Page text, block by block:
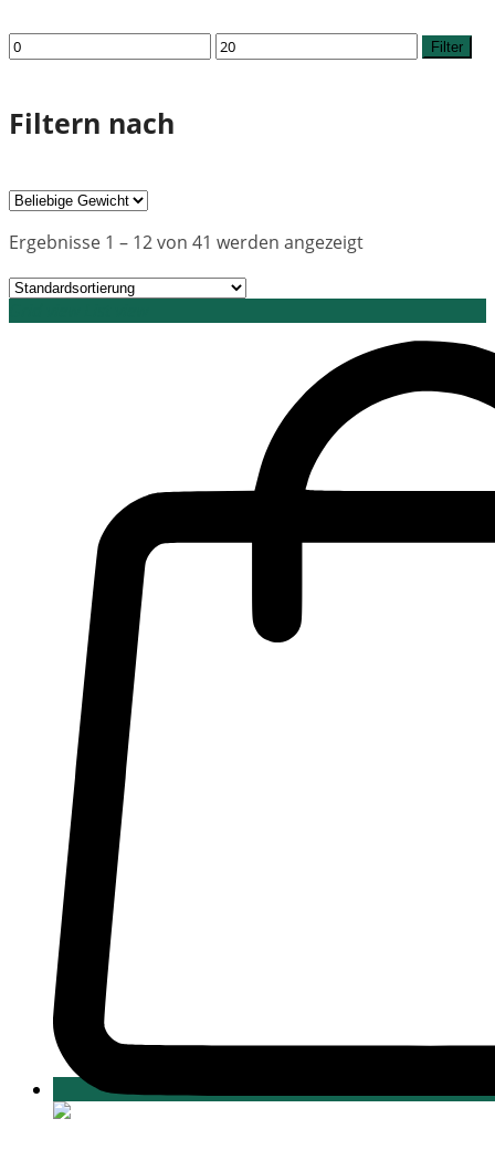
Min.
Preis
Max.
Preis
Filter
Filtern nach
Ergebnisse 1 – 12 von 41 werden angezeigt